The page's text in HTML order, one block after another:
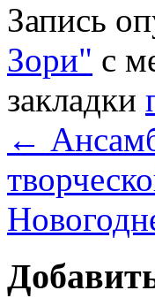
Запись
Зори" с
закладки
←